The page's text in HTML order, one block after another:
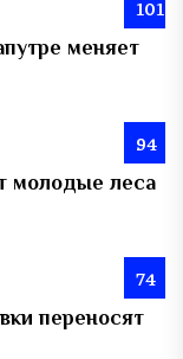
101
меняет
94
молодые леса
74
переносят